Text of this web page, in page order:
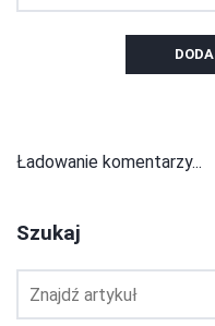
Ładowanie komentarzy...
Szukaj